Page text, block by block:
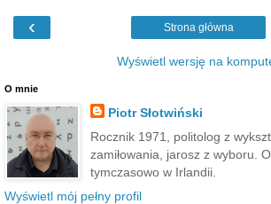
‹ Strona główna
Wyświetl wersję na
O mnie
Piotr Słotwiński
Rocznik 1971, politolog z
zamiłowania, jarosz z wyboru.
tymczasowo w Irlandii.
Wyświetl mój pełny profil